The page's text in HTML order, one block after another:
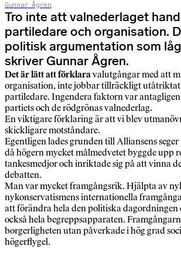
Gunnar Ågren
Tro inte att valnederlaget
partiledare och organisation.
politisk argumentation som
skriver Gunnar Ågren.
Det är lätt att förklaravalutgångar med att
organisation, inte jobbar tillräckligt utåtriktat
partiledare. Ingendera faktorn var
partiets och de rödgrönas valnederlag.
En viktigare förklaring är att vi blev
skickligare motståndare.
Egentligen lades grunden till Alliansens
då högern mycket målmedvetet byggde upp
tankesmedjor och inriktade sig på att vinna
debatten.
Man var mycket framgångsrik. Hjälpta av
nykonservatismens internationella
att förändra hela den politiska dagordningen
också hela begreppsapparaten.
borgerligheten utan påverkade i hög grad
högerflygel.